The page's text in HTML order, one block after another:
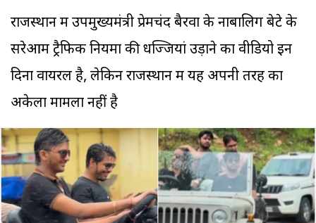
राजस्थान में उपमुख्यमंत्री प्रेमचंद बैरवा के नाबालिग बेटे के
सरेआम ट्रैफिक नियमों की धज्जियां उड़ाने का वीडियो इन
दिनों वायरल है, लेकिन राजस्थान में यह अपनी तरह का
अकेला मामला नहीं है